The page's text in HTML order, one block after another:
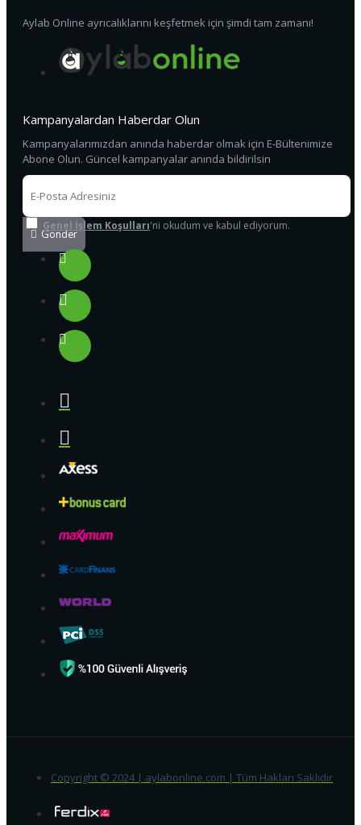
Aylab Online ayrıcalıklarını keşfetmek için şimdi tam zamanı!
Kampanyalardan Haberdar Olun
Kampanyalarımızdan anında haberdar olmak için E-Bültenimize
Abone Olun. Güncel kampanyalar anında bildirilsin
Gönder
Genel İşlem Koşulları'ni okudum ve kabul ediyorum.
Copyright © 2024 | aylabonline.com | Tüm Hakları Saklıdır